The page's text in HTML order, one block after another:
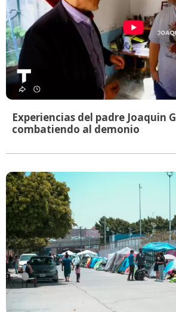
Experiencias del padre Joaquin
combatiendo al demonio